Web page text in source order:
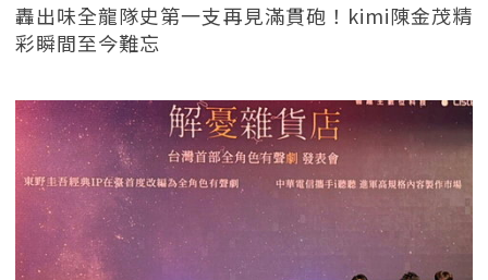
轟出味全龍隊史第一支再見滿貫砲！kimi陳金茂精
彩瞬間至今難忘